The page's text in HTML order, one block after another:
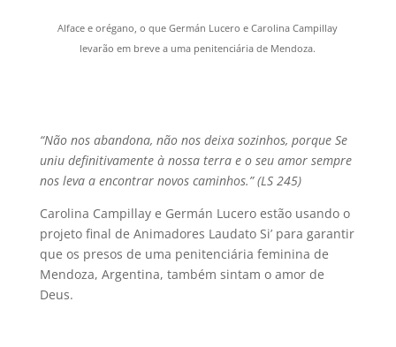
Alface e orégano, o que Germán Lucero e Carolina Campillay
levarão em breve a uma penitenciária de Mendoza.
“Não nos abandona, não nos deixa sozinhos, porque Se
uniu definitivamente à nossa terra e o seu amor sempre
nos leva a encontrar novos caminhos.” (LS 245)
Carolina Campillay e Germán Lucero estão usando o
projeto final de Animadores Laudato Si’ para garantir
que os presos de uma penitenciária feminina de
Mendoza, Argentina, também sintam o amor de
Deus.